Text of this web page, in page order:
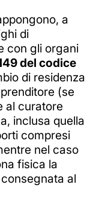
a
di
con gli organi
del codice
di residenza
(se
al curatore
inclusa quella
compresi
nel caso
fisica la
al